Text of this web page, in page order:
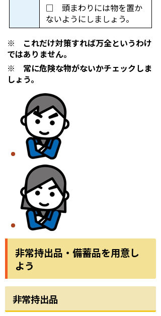
□ 頭まわりには物を置か
ないようにしましょう。
※ これだけ対策すれば万全というわけ
ではありません。
※ 常に危険な物がないかチェックしま
しょう。
非常持出品・備蓄品を用意し
よう
非常持出品